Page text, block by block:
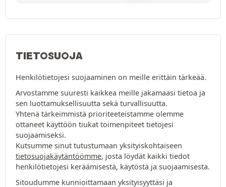
TIETOSUOJA
Henkilötietojesi suojaaminen on meille erittäin tärkeää.
Arvostamme suuresti kaikkea meille jakamaasi tietoa ja
sen luottamuksellisuutta sekä turvallisuutta.
Yhtenä tärkeimmistä prioriteeteistamme olemme
ottaneet käyttöön tiukat toimenpiteet tietojesi
suojaamiseksi.
Kutsumme sinut tutustumaan yksityiskohtaiseen
tietosuojakäytäntöömme, josta löydät kaikki tiedot
henkilötietojesi keräämisestä, käytöstä ja suojaamisesta.
Sitoudumme kunnioittamaan yksityisyyttäsi ja